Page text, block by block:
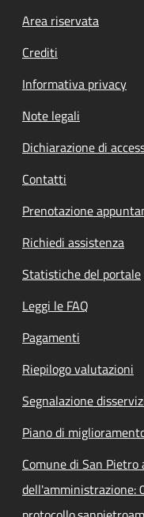
Footer menu
Area riservata
Crediti
Informativa privacy
Note legali
Dichiarazione di
Contatti
Prenotazione
Richiedi assistenza
Statistiche del portale
Leggi le FAQ
Pagamenti
Riepilogo valutazioni
Segnalazione
Piano di
Comune di San
dell'amministrazione: